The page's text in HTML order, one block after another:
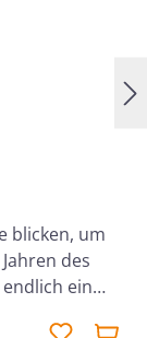
Sternen
blicken, um
des
ein